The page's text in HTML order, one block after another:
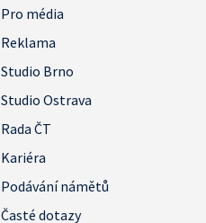
Pro média
Reklama
Studio Brno
Studio Ostrava
Rada ČT
Kariéra
Podávání námětů
Časté dotazy